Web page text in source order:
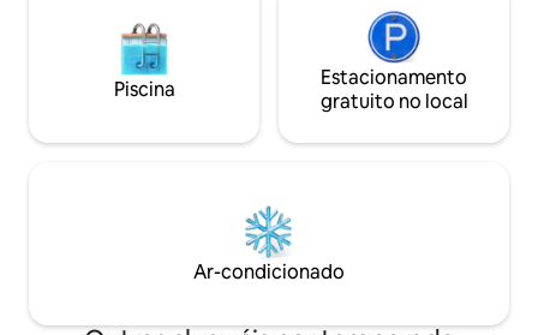
da casa para 4-5 c.
Piscina
Estacionamento
gratuito no local
Ar-condicionado